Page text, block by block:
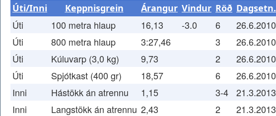
Úti/Inni Keppnisgrein Árangur Vindur Röð Dagsetn.
Úti 100 metra hlaup 16,13 -3.0 6 26.6.2010
Úti
800 metra hlaup 3:27,46 3 26.6.2010
Úti
Kúluvarp (3,0 kg) 9,73 2 26.6.2010
Úti
Spjótkast (400 gr) 18,57 6 26.6.2010
Inni
Hástökk án atrennu 1,15 3-4 21.3.2013
Inni
Langstökk án atrennu 2,43 2 21.3.2013